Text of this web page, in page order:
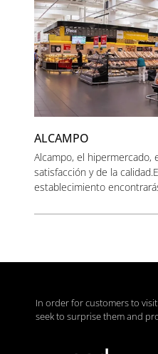
ALCAMPO
Alcampo, el hipermercado,
satisfacción y de la
establecimiento
In order for customers to
seek to surprise them and